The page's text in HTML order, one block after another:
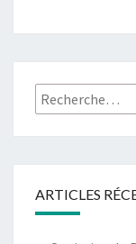
Recherche
:
ARTICLES